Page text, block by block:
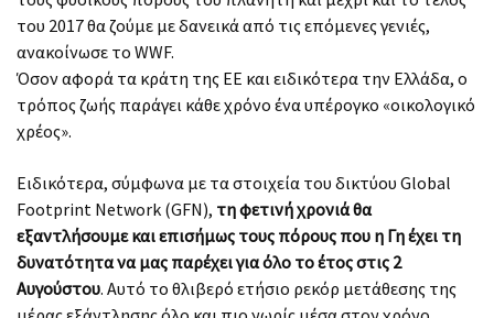
του 2017 θα ζούμε με δανεικά από τις επόμενες γενιές,
ανακοίνωσε το WWF.
Όσον αφορά τα κράτη της ΕΕ και ειδικότερα την Ελλάδα, ο
τρόπος ζωής παράγει κάθε χρόνο ένα υπέρογκο «οικολογικό
χρέος».
Ειδικότερα, σύμφωνα με τα στοιχεία του δικτύου Global
Footprint Network (GFN), τη φετινή χρονιά θα
εξαντλήσουμε και επισήμως τους πόρους που η Γη έχει τη
δυνατότητα να μας παρέχει για όλο το έτος στις 2
Αυγούστου. Αυτό το θλιβερό ετήσιο ρεκόρ μετάθεσης της